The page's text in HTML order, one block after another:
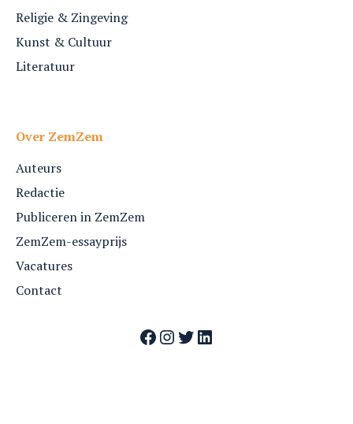
Religie & Zingeving
Kunst & Cultuur
Literatuur
Over ZemZem
Auteurs
Redactie
Publiceren in ZemZem
ZemZem-essayprijs
Vacatures
Contact
Facebook
Instagram
Twitter
LinkedIn